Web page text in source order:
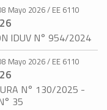
Mayo 2026 / EE 6110
IDUV N° 954/2024
Mayo 2026 / EE 6110
N° 130/2025 -
35